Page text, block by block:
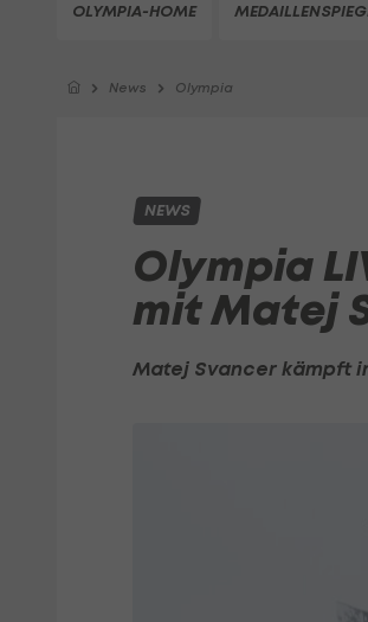
OLYMPIA-HOME
News Olympia
NEWS
Olympia
mit Matej
Matej Svancer kämpft